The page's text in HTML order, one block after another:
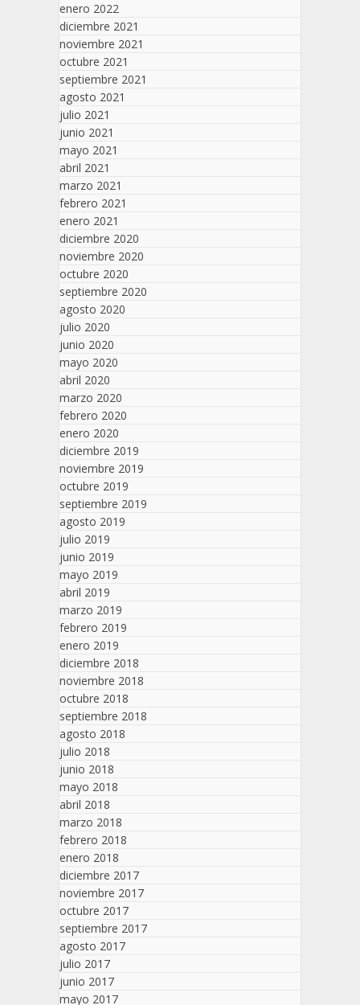
enero 2022
diciembre 2021
noviembre 2021
octubre 2021
septiembre 2021
agosto 2021
julio 2021
junio 2021
mayo 2021
abril 2021
marzo 2021
febrero 2021
enero 2021
diciembre 2020
noviembre 2020
octubre 2020
septiembre 2020
agosto 2020
julio 2020
junio 2020
mayo 2020
abril 2020
marzo 2020
febrero 2020
enero 2020
diciembre 2019
noviembre 2019
octubre 2019
septiembre 2019
agosto 2019
julio 2019
junio 2019
mayo 2019
abril 2019
marzo 2019
febrero 2019
enero 2019
diciembre 2018
noviembre 2018
octubre 2018
septiembre 2018
agosto 2018
julio 2018
junio 2018
mayo 2018
abril 2018
marzo 2018
febrero 2018
enero 2018
diciembre 2017
noviembre 2017
octubre 2017
septiembre 2017
agosto 2017
julio 2017
junio 2017
mayo 2017